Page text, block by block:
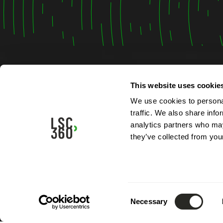
This website uses
We use cookies to
traffic. We also share
analytics partners who
they’ve collected from
Necessary
4, rue
L-5315